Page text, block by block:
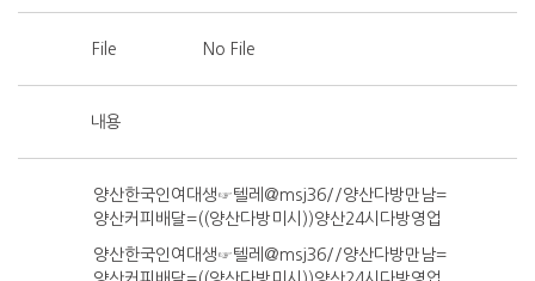
File No File
내용
양산한국인여대생☞텔레@msj36//양산다방만남=
양산커피배달=((양산다방미시))양산24시다방영업
양산한국인여대생☞텔레@msj36//양산다방만남=